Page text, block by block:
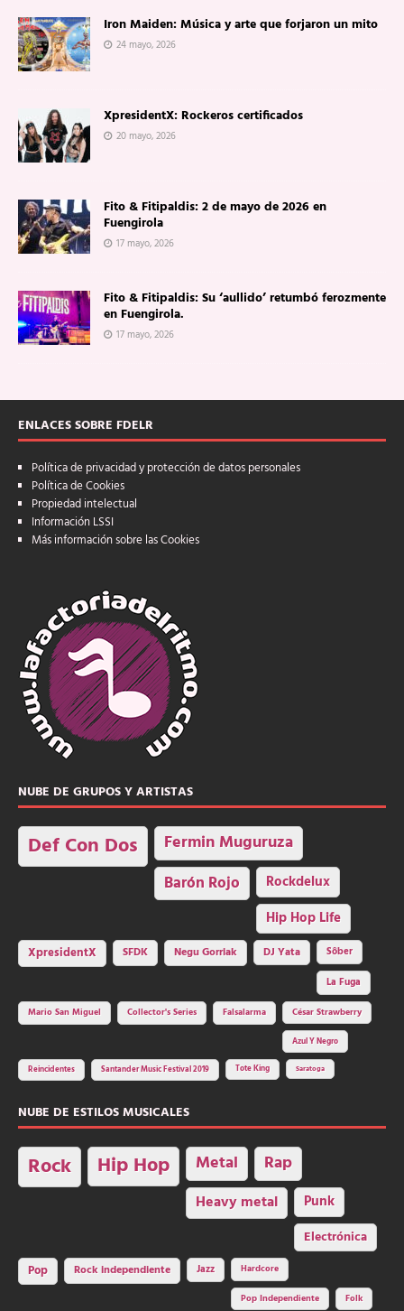
Iron Maiden: Música y arte que forjaron un mito
24 mayo, 2026
XpresidentX: Rockeros certificados
20 mayo, 2026
Fito & Fitipaldis: 2 de mayo de 2026 en
Fuengirola
17 mayo, 2026
Fito & Fitipaldis: Su ‘aullido’ retumbó ferozmente
en Fuengirola.
17 mayo, 2026
ENLACES SOBRE FDELR
Política de privacidad y protección de datos personales
Política de Cookies
Propiedad intelectual
Información LSSI
Más información sobre las Cookies
NUBE DE GRUPOS Y ARTISTAS
Def Con Dos Fermin Muguruza
Barón Rojo Rockdelux
Hip Hop Life
XpresidentX SFDK Negu Gorriak DJ Yata
Sôber
La Fuga
Mario San Miguel
Collector's Series Falsalarma César Strawberry
Azul Y Negro
Reincidentes Santander Music Festival 2019 Tote King Saratoga
NUBE DE ESTILOS MUSICALES
Rock Hip Hop Metal Rap
Heavy metal Punk
Electrónica
Pop Rock independiente Jazz Hardcore
Pop Independiente Folk